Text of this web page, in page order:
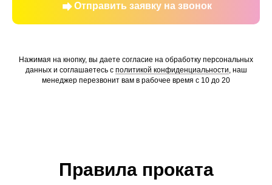
Отправить заявку на звонок
Нажимая на кнопку, вы даете согласие на обработку персональных
данных и соглашаетесь c политикой конфиденциальности, наш
менеджер перезвонит вам в рабочее время с 10 до 20
Правила проката